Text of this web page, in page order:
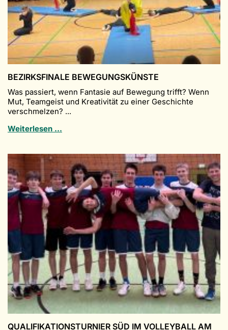
Schulteam
BEZIRKSFINALE BEWEGUNGSKÜNSTE
Was passiert, wenn Fantasie auf Bewegung trifft? Wenn
Mut, Teamgeist und Kreativität zu einer Geschichte
verschmelzen? ...
Weiterlesen …
QUALIFIKATIONSTURNIER SÜD IM VOLLEYBALL AM